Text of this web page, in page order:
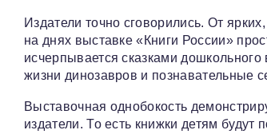
Издатели точно сговорились. От
на днях выставке «Книги России»
исчерпывается сказками
жизни динозавров и познавательные
Выставочная однобокость
издатели. То есть книжки детям